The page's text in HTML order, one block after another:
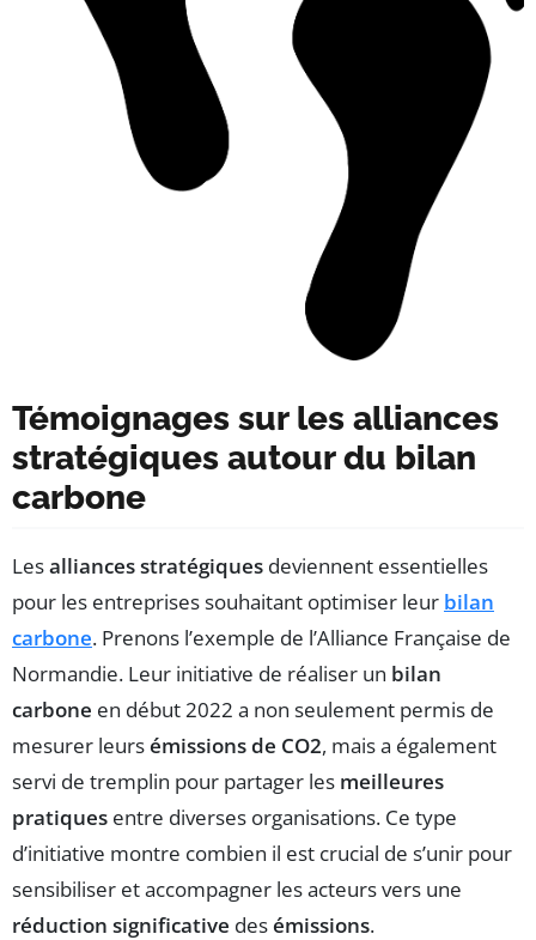
Témoignages sur les alliances
stratégiques autour du bilan
carbone
Lesalliances stratégiques deviennent essentielles
pour les entreprises souhaitant optimiser leur bilan
carbone. Prenons l’exemple de l’Alliance Française de
Normandie. Leur initiative de réaliser un bilan
carbone en début 2022 a non seulement permis de
mesurer leursémissions de CO2, mais a également
servi de tremplin pour partager les meilleures
pratiques entre diverses organisations. Ce type
d’initiative montre combien il est crucial de s’unir pour
sensibiliser et accompagner les acteurs vers une
réduction significative desémissions.